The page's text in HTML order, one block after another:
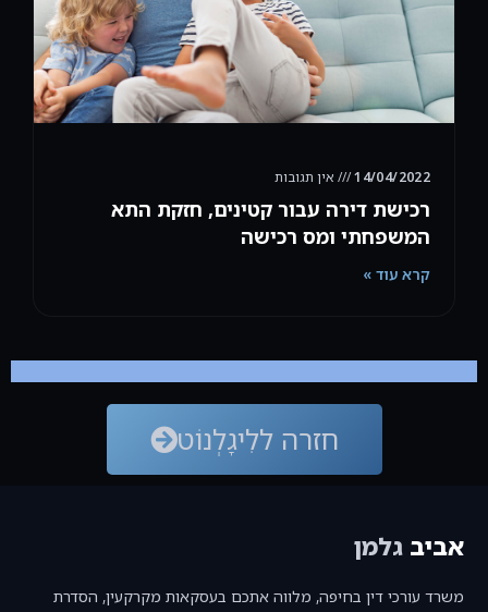
רכישת דירה עבור קטינים, חזקת התא
המשפחתי ומס רכישה
14/04/2022 אין תגובות
קרא עוד »
חזרה ללִיגָלְנוֹט
אביבגלמן
משרד עורכי דין בחיפה, מלווה אתכם בעסקאות מקרקעין, הסדרת